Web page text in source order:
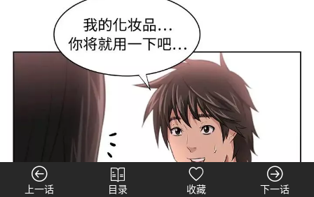
上一话 目录 收藏 下一话